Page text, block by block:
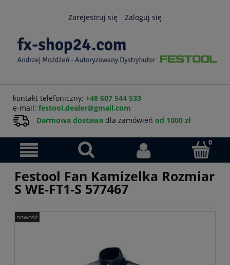
Zarejestruj się Zaloguj się
kontakt telefoniczny: +48 607 544 533
e-mail: festool.dealer@gmail.com
Darmowa dostawa dla zamówień od 1000 zł
Festool Fan Kamizelka Rozmiar
S WE-FT1-S 577467
nowość